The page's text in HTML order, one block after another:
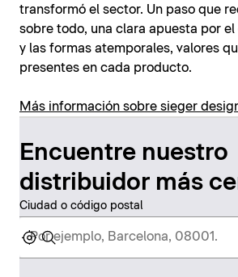
transformó el sector. Un paso que
sobre todo, una clara apuesta por
y las formas atemporales, valores
presentes en cada producto.
Más información sobre sieger
Encuentre nuestro
distribuidor más
Ciudad o código postal